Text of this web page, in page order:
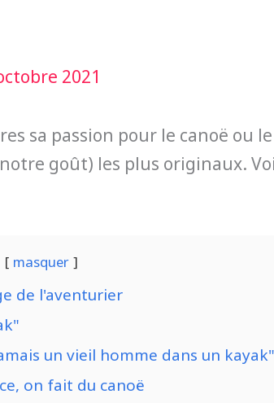
2021
sa passion pour le canoë ou
goût) les plus originaux.
masquer
de l'aventurier
un vieil homme dans un kayak"
on fait du canoë